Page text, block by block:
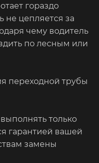
гораздо
не цепляется за
чему водитель
по лесным или
переходной трубы
только
гарантией вашей
замены